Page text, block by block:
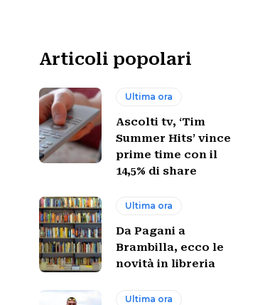
Articoli popolari
Ultima ora
Ascolti tv, ‘Tim
Summer Hits’ vince
prime time con il
14,5% di share
Ultima ora
Da Pagani a
Brambilla, ecco le
novità in libreria
Ultima ora